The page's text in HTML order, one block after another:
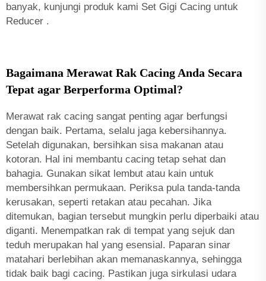
banyak, kunjungi produk kami Set Gigi Cacing untuk
Reducer .
Bagaimana Merawat Rak Cacing Anda Secara
Tepat agar Berperforma Optimal?
Merawat rak cacing sangat penting agar berfungsi
dengan baik. Pertama, selalu jaga kebersihannya.
Setelah digunakan, bersihkan sisa makanan atau
kotoran. Hal ini membantu cacing tetap sehat dan
bahagia. Gunakan sikat lembut atau kain untuk
membersihkan permukaan. Periksa pula tanda-tanda
kerusakan, seperti retakan atau pecahan. Jika
ditemukan, bagian tersebut mungkin perlu diperbaiki atau
diganti. Menempatkan rak di tempat yang sejuk dan
teduh merupakan hal yang esensial. Paparan sinar
matahari berlebihan akan memanaskannya, sehingga
tidak baik bagi cacing. Pastikan juga sirkulasi udara